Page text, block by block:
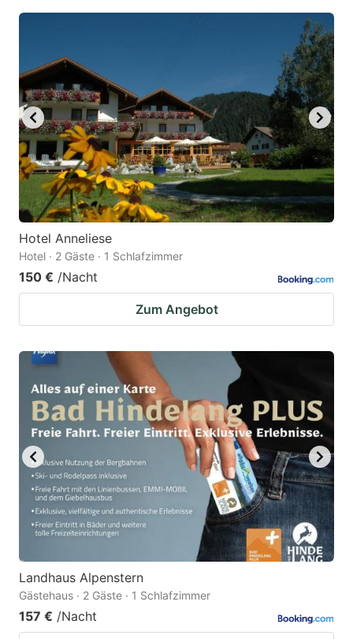
Hotel Anneliese
Hotel · 2 Gäste · 1 Schlafzimmer
150 € /Nacht
Zum Angebot
Landhaus Alpenstern
Gästehaus · 2 Gäste · 1 Schlafzimmer
157 € /Nacht